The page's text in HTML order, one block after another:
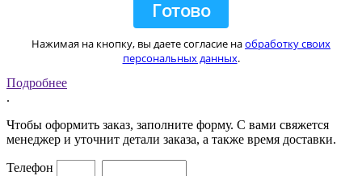
Нажимая на кнопку, вы даете согласие наобработку своих
персональных данных.
Подробнее
.
Чтобы оформить заказ, заполните форму. С вами свяжется
менеджер и уточнит детали заказа, а также время доставки.
Телефон